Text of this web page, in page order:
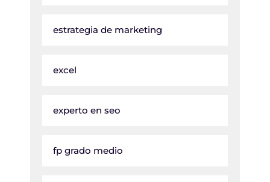
estrategia de marketing
excel
experto en seo
fp grado medio